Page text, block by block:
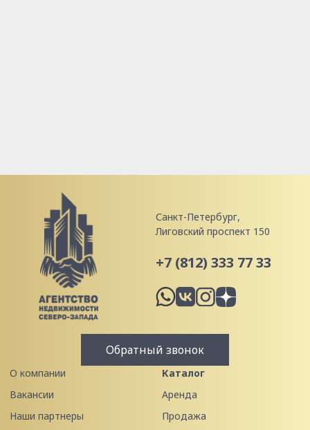
Санкт-Петербург,
Лиговский проспект 150
+7 (812) 333 77 33
Обратный звонок
О компании
Вакансии
Наши партнеры
Каталог
Аренда
Продажа